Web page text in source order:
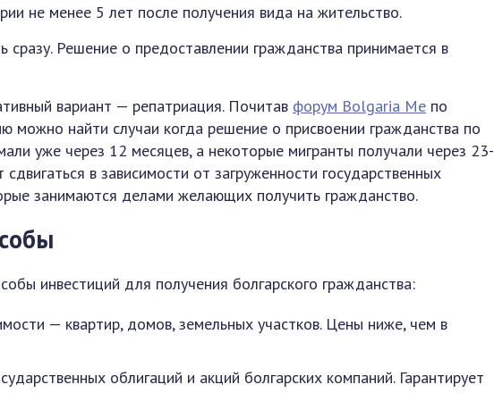
не менее 5 лет после получения вида на жительство.
сразу. Решение о предоставлении гражданства принимается в
вариант — репатриация. Почитав форум Bolgaria Me по
можно найти случаи когда решение о присвоении гражданства по
уже через 12 месяцев, а некоторые мигранты получали через 23-
в зависимости от загруженности государственных
занимаются делами желающих получить гражданство.
инвестиций для получения болгарского гражданства:
— квартир, домов, земельных участков. Цены ниже, чем в
облигаций и акций болгарских компаний. Гарантирует